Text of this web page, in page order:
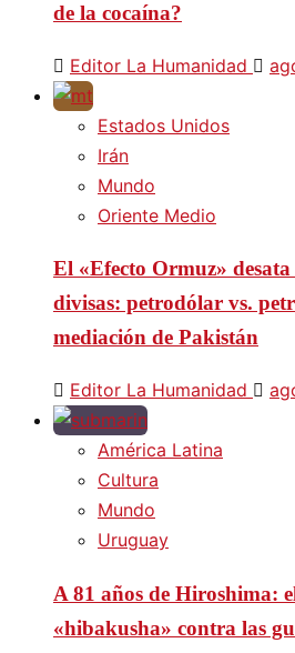
de la cocaína?
Editor La Humanidad
Estados Unidos
Irán
Mundo
Oriente Medio
El «Efecto Ormuz»
divisas: petrodólar vs.
mediación de Pakistán
Editor La Humanidad
América Latina
Cultura
Mundo
Uruguay
A 81 años de Hiroshima:
«hibakusha» contra las